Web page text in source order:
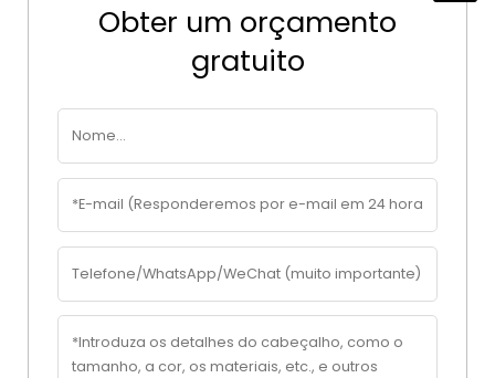
Obter um orçamento
gratuito